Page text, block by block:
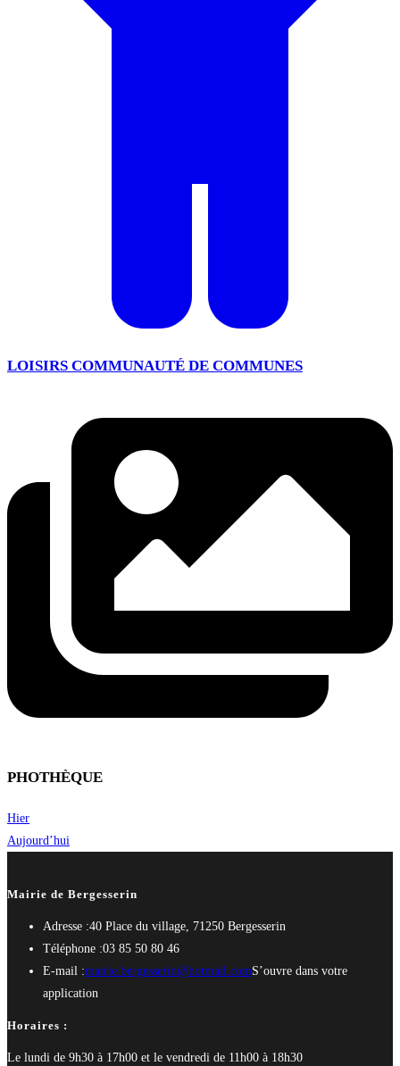
LOISIRS COMMUNAUTÉ DE COMMUNES
PHOTHÈQUE
Hier
Aujourd’hui
Mairie de Bergesserin
Adresse :40 Place du village, 71250 Bergesserin
Téléphone :03 85 50 80 46
E-mail :mairie.bergesserin@hotmail.comS’ouvre dans votre
application
Horaires :
Le lundi de 9h30 à 17h00 et le vendredi de 11h00 à 18h30